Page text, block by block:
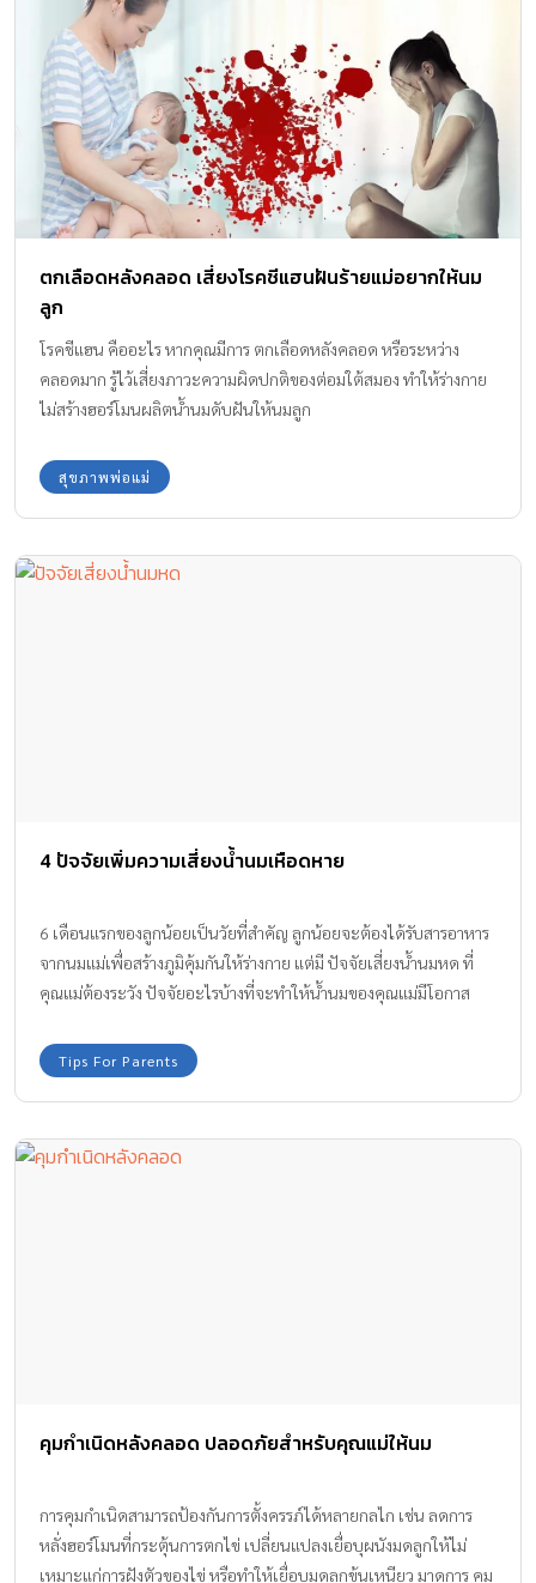
ตกเลือดหลังคลอด เสี่ยงโรคชีแฮนฝันร้ายแม่อยากให้นม
ลูก
โรคชีแฮน คืออะไร หากคุณมีการ ตกเลือดหลังคลอด หรือระหว่าง
คลอดมาก รู้ไว้เสี่ยงภาวะความผิดปกติของต่อมใต้สมอง ทำให้ร่างกาย
ไม่สร้างฮอร์โมนผลิตน้ำนมดับฝันให้นมลูก
สุขภาพพ่อแม่
4 ปัจจัยเพิ่มความเสี่ยงน้ำนมเหือดหาย
6 เดือนแรกของลูกน้อยเป็นวัยที่สำคัญ ลูกน้อยจะต้องได้รับสารอาหาร
จากนมแม่เพื่อสร้างภูมิคุ้มกันให้ร่างกาย แต่มี ปัจจัยเสี่ยงน้ำนมหด ที่
คุณแม่ต้องระวัง ปัจจัยอะไรบ้างที่จะทำให้น้ำนมของคุณแม่มีโอกาส
เลยค่ะTips For Parents
คุมกำเนิดหลังคลอด ปลอดภัยสำหรับคุณแม่ให้นม
การคุมกำเนิดสามารถป้องกันการตั้งครรภ์ได้หลายกลไก เช่น ลดการ
หลั่งฮอร์โมนที่กระตุ้นการตกไข่ เปลี่ยนแปลงเยื่อบุผนังมดลูกให้ไม่
เหมาะแก่การฝังตัวของไข่ หรือทำให้เยื่อบุมดลูกข้นเหนียว มาดูการ คุม